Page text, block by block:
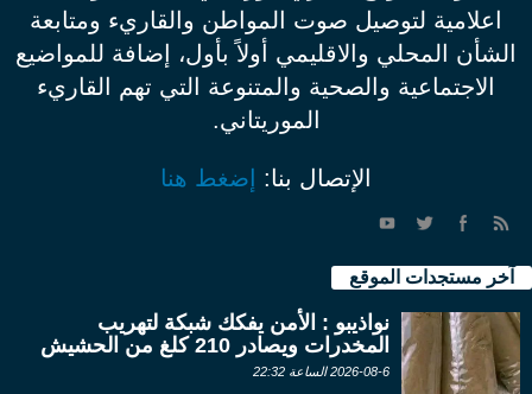
اعلامية لتوصيل صوت المواطن والقاريء ومتابعة
الشأن المحلي والاقليمي أولاً بأول، إضافة للمواضيع
الاجتماعية والصحية والمتنوعة التي تهم القاريء
الموريتاني.
الإتصال بنا: إضغط هنا
آخر مستجدات الموقع
نواذيبو : الأمن يفكك شبكة لتهريب
المخدرات ويصادر 210 كلغ من الحشيش
2026-08-6 الساعة 22:32